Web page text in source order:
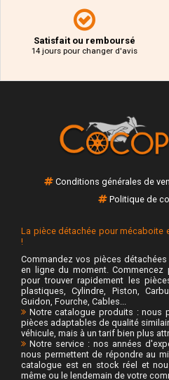
Satisfait ou remboursé
14 jours pour changer d'avis
Conditions générales de
Politique de
La pièce détachée pour mécaboite
!
Commandez vos pièces
en ligne du moment. Commencez
pour trouver rapidement les
plastiques, Cylindre, Piston,
Guidon, Fourche, Cables...
Notre catalogue produits : nous
pièces adaptables de qualité
véhicule, mais à un tarif bien plus
Notre service : nos années
nous permettent de répondre au
catalogue est en stock réel et
même ou le lendemain de votre